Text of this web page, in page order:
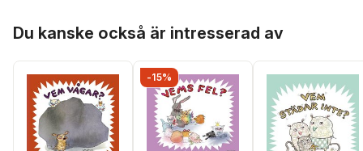
Du kanske också är intresserad av
-15%